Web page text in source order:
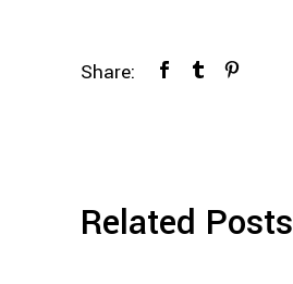
Share:
Related Posts